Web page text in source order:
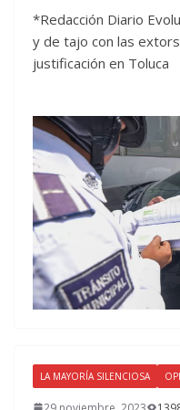
*Redacción Diario
y de tajo con las
justificación en Toluca
LA MAYORÍA SILENCIOSA